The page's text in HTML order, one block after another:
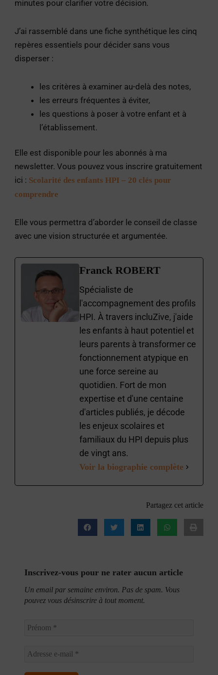
minutes pour clarifier votre décision.
J’ai rassemblé dans une fiche synthétique les cinq
repères essentiels pour décider sans vous
disperser :
les critères à examiner au-delà des notes,
les erreurs fréquentes à éviter,
les questions à poser à votre enfant et à
l’établissement.
Elle est disponible pour les abonnés à ma
newsletter. Vous pouvez vous inscrire gratuitement
ici : Scolarité des enfants HPI – 20 clés pour
comprendre
Elle vous permettra d’aborder le conseil de classe
avec une vision structurée et argumentée.
Franck ROBERT
Spécialiste de
l'accompagnement des profils
HPI. À travers incluZive, j'aide
les enfants à haut potentiel et
leurs parents à transformer ce
fonctionnement atypique en
une force sereine au
quotidien. Fort de mon
expertise et d'une centaine
d'articles publiés, je décode
les enjeux scolaires et
familiaux du HPI depuis plus
de vingt ans.
Voir la biographie complète
Partagez cet article
Inscrivez-vous pour ne rater aucun article
Un email par semaine environ. Pas de spam. Vous
pouvez vous désinscrire à tout moment.